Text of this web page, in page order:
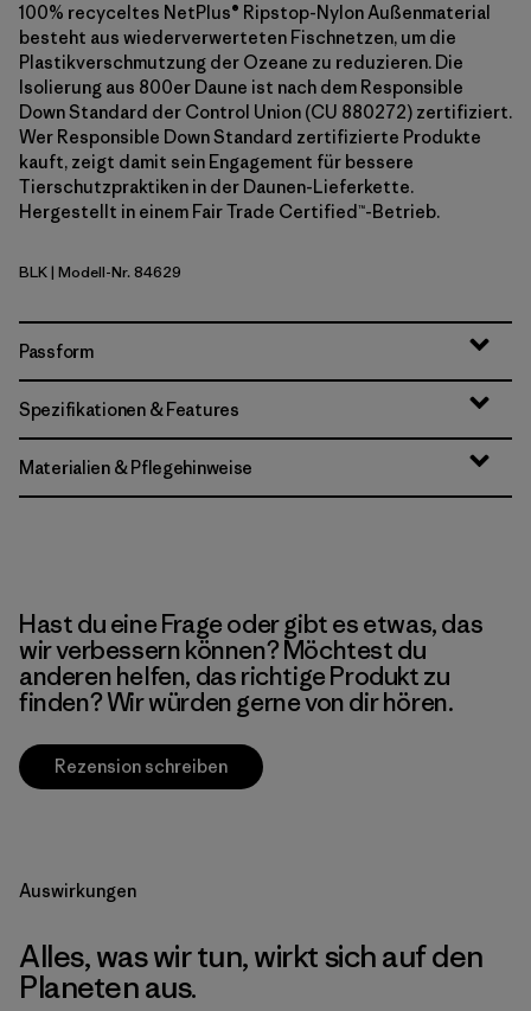
100% recyceltes NetPlus® Ripstop-Nylon Außenmaterial
besteht aus wiederverwerteten Fischnetzen, um die
Plastikverschmutzung der Ozeane zu reduzieren. Die
Isolierung aus 800er Daune ist nach dem Responsible
Down Standard der Control Union (CU 880272) zertifiziert.
Wer Responsible Down Standard zertifizierte Produkte
kauft, zeigt damit sein Engagement für bessere
Tierschutzpraktiken in der Daunen-Lieferkette.
Hergestellt in einem Fair Trade Certified™-Betrieb.
Black
BLK| Modell-Nr. 84629
Passform
Spezifikationen & Features
Materialien & Pflegehinweise
Hast du eine Frage oder gibt es etwas, das
wir verbessern können? Möchtest du
anderen helfen, das richtige Produkt zu
finden? Wir würden gerne von dir hören.
Rezension schreiben
Auswirkungen
Alles, was wir tun, wirkt sich auf den
Planeten aus.